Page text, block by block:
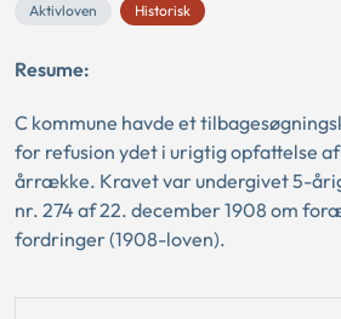
Aktivloven
Historisk
Resume:
C kommune havde et
for refusion ydet i urigtig opfattelse
årrække. Kravet var undergivet 5-
nr. 274 af 22. december 1908 om
fordringer (1908-loven).